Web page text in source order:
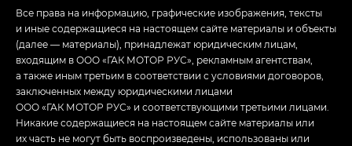
Все права на информацию, графические изображения, тексты
и иные содержащиеся на настоящем сайте материалы и объекты
(далее — материалы), принадлежат юридическим лицам,
входящим в ООО «ГАК МОТОР РУС», рекламным агентствам,
а также иным третьим в соответствии с условиями договоров,
заключенных между юридическими лицами
ООО «ГАК МОТОР РУС» и соответствующими третьими лицами.
Никакие содержащиеся на настоящем сайте материалы или
их часть не могут быть воспроизведены, использованы или